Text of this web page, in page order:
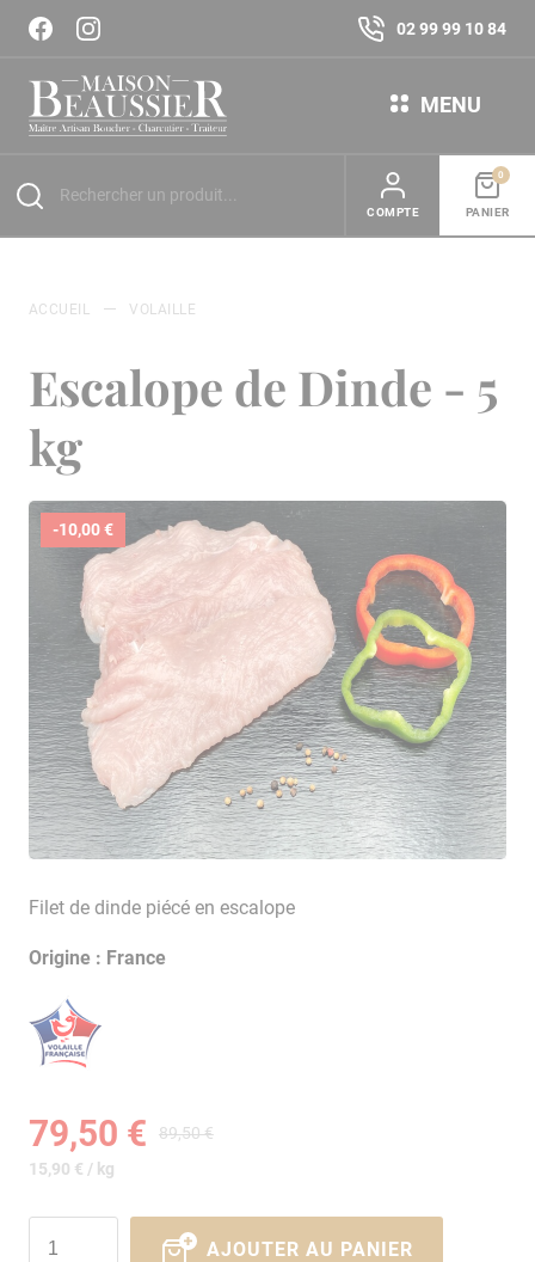
02 99 99 10 84
MENU
COMPTE PANIER
0
ACCUEIL VOLAILLE
Escalope de Dinde - 5
kg
-10,00 €
Filet de dinde piécé en escalope
Origine : France
89,50 €
79,50 €
15,90 € / kg
AJOUTER AU PANIER